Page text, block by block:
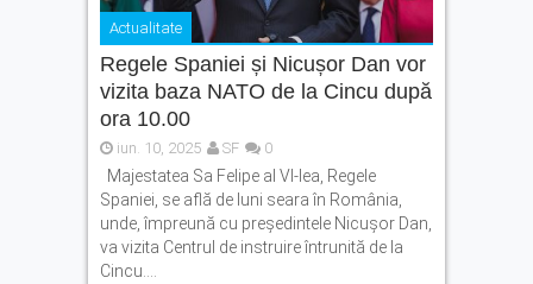
Actualitate
Regele Spaniei și Nicușor Dan vor
vizita baza NATO de la Cincu după
ora 10.00
iun. 10, 2025 SF 0
Majestatea Sa Felipe al VI-lea, Regele
Spaniei, se află de luni seara în România,
unde, împreună cu preşedintele Nicuşor Dan,
va vizita Centrul de instruire întrunită de la
Cincu....